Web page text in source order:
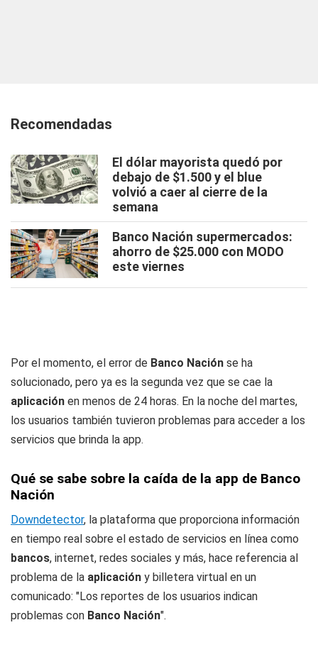
Recomendadas
El dólar mayorista quedó por
debajo de $1.500 y el blue
volvió a caer al cierre de la
semana
Banco Nación supermercados:
ahorro de $25.000 con MODO
este viernes
Por el momento, el error de Banco Nación se ha
solucionado, pero ya es la segunda vez que se cae la
aplicación en menos de 24 horas. En la noche del martes,
los usuarios también tuvieron problemas para acceder a los
servicios que brinda la app.
Qué se sabe sobre la caída de la app de Banco
Nación
Downdetector, la plataforma que proporciona información
en tiempo real sobre el estado de servicios en línea como
bancos, internet, redes sociales y más, hace referencia al
problema de la aplicación y billetera virtual en un
comunicado: "Los reportes de los usuarios indican
problemas con Banco Nación".